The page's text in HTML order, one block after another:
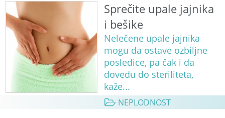
Sprečite upale jajnika
i bešike
Nelečene upale jajnika
mogu da ostave ozbiljne
posledice, pa čak i da
dovedu do steriliteta,
kaže...
NEPLODNOST